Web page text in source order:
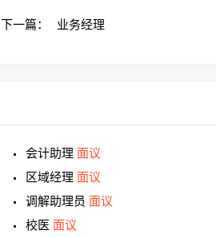
下一篇： 业务经理
会计助理 面议
区域经理 面议
调解助理员 面议
校医 面议